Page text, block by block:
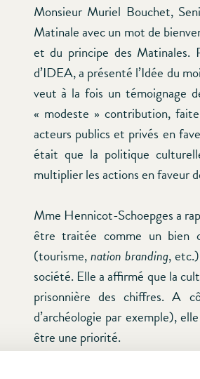
Monsieur Muriel Bouchet,
Matinale avec un mot de
et du principe des Matinales.
d’IDEA, a présenté l’Idée du
veut à la fois un témoignage
« modeste » contribution,
acteurs publics et privés en
était que la politique
multiplier les actions en faveur
Mme Hennicot-Schoepges a
être traitée comme un bien
(tourisme,nation branding,
société. Elle a affirmé que la
prisonnière des chiffres. A
d’archéologie par exemple),
être une priorité.